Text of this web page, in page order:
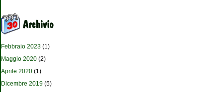
Febbraio 2023 (1)
Maggio 2020 (2)
Aprile 2020 (1)
Dicembre 2019 (5)